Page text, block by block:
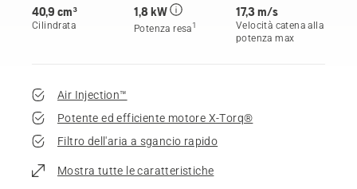
40,9 cm³
Cilindrata
1,8 kW
Potenza resa1
17,3 m/s
Velocità catena alla
potenza max
Air Injection™
Potente ed efficiente motore X-Torq®
Filtro dell'aria a sgancio rapido
Mostra tutte le caratteristiche